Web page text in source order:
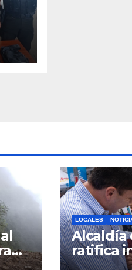
LOCALES
Alcaldía
ratifica
social